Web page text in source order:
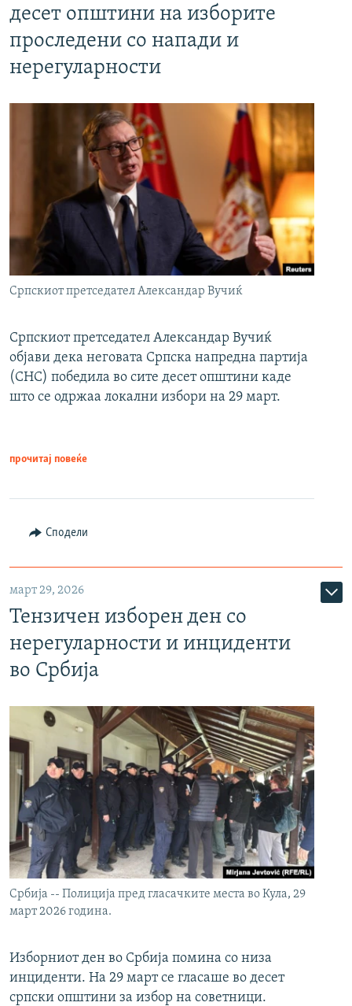
десет општини на изборите
проследени со напади и
нерегуларности
Српскиот претседател Александар Вучиќ
Српскиот претседател Александар Вучиќ
објави дека неговата Српска напредна партија
(СНС) победила во сите десет општини каде
што се одржаа локални избори на 29 март.
прочитај повеќе
Сподели
март 29, 2026
Тензичен изборен ден со
нерегуларности и инциденти
во Србија
Србија -- Полиција пред гласачките места во Кула, 29
март 2026 година.
Изборниот ден во Србија помина со низа
инциденти. На 29 март се гласаше во десет
српски општини за избор на советници.